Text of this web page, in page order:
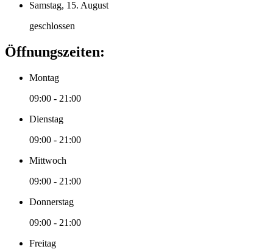
Samstag, 15. August
geschlossen
Öffnungszeiten:
Montag
09:00 - 21:00
Dienstag
09:00 - 21:00
Mittwoch
09:00 - 21:00
Donnerstag
09:00 - 21:00
Freitag